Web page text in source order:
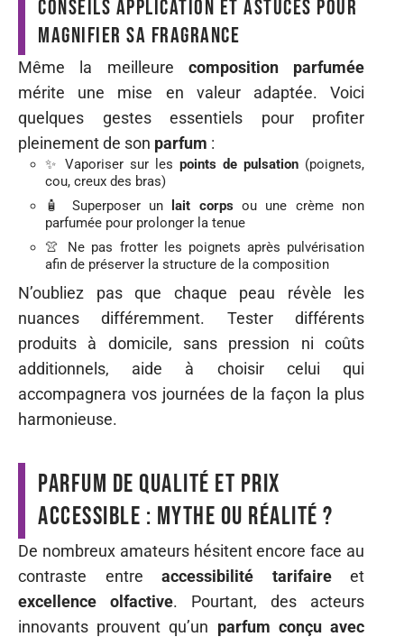
Conseils application et astuces pour
magnifier sa fragrance
Même la meilleure composition parfumée
mérite une mise en valeur adaptée. Voici
quelques gestes essentiels pour profiter
pleinement de son parfum :
✨ Vaporiser sur les points de pulsation (poignets,
cou, creux des bras)
🧴 Superposer un
lait corps ou une crème non
parfumée pour prolonger la tenue
👚 Ne pas frotter les poignets après pulvérisation
afin de préserver la structure de la composition
N’oubliez pas que chaque peau révèle les
nuances différemment. Tester différents
produits à domicile, sans pression ni coûts
additionnels, aide à choisir celui qui
accompagnera vos journées de la façon la plus
harmonieuse.
Parfum de qualité et prix
accessible : mythe ou réalité ?
De nombreux amateurs hésitent encore face au
contraste entre accessibilité tarifaireet
excellence olfactive. Pourtant, des acteurs
innovants prouvent qu’un parfum conçu avec